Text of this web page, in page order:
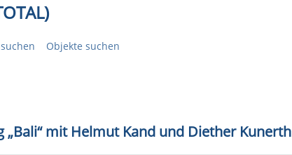
Objekte suchen
mit Helmut Kand und Diether Kunerth